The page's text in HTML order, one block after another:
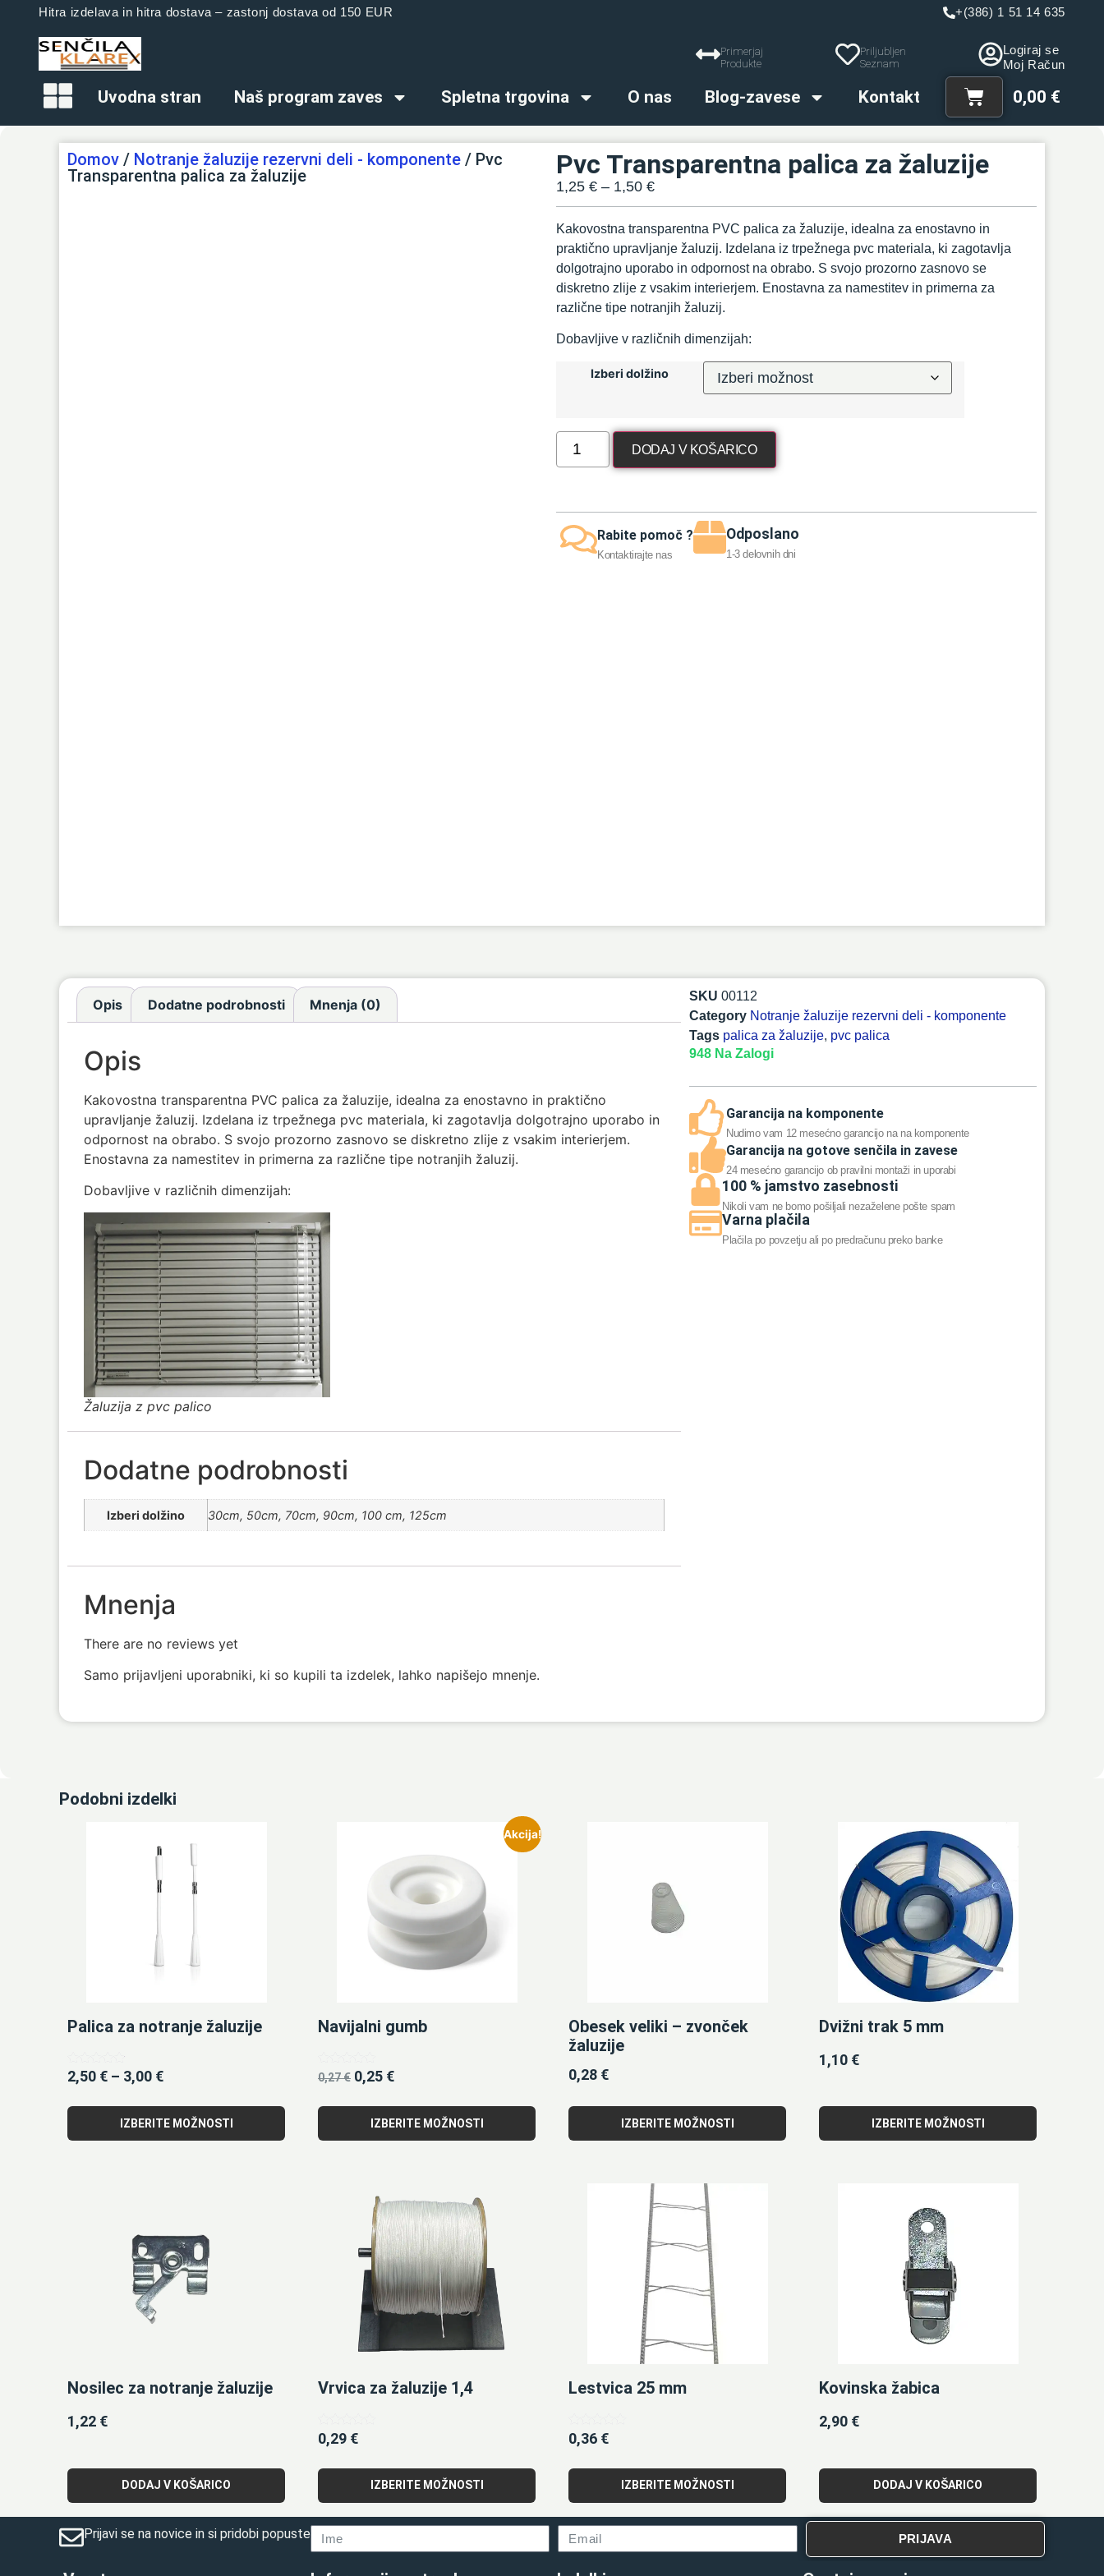
Hitra izdelava in hitra dostava – zastonj dostava od 150 EUR +(386) 1 51 14 635
Primerjaj
Produkte
Priljubljen
Seznam
Logiraj se
Moj Račun
Uvodna stran Naš program zaves Spletna trgovina O nas Blog-zavese Kontakt 0,00 €
Domov / Notranje žaluzije rezervni deli - komponente / Pvc
Transparentna palica za žaluzije
Pvc Transparentna palica za žaluzije
1,25 € – 1,50 €
Kakovostna transparentna PVC palica za žaluzije, idealna za enostavno in
praktično upravljanje žaluzij. Izdelana iz trpežnega pvc materiala, ki zagotavlja
dolgotrajno uporabo in odpornost na obrabo. S svojo prozorno zasnovo se
diskretno zlije z vsakim interierjem. Enostavna za namestitev in primerna za
različne tipe notranjih žaluzij.
Dobavljive v različnih dimenzijah:
Izberi dolžino
DODAJ V KOŠARICO
Rabite pomoč ?
Kontaktirajte nas
Odposlano
1-3 delovnih dni
Opis Dodatne podrobnosti Mnenja (0)
Opis
Kakovostna transparentna PVC palica za žaluzije, idealna za enostavno in praktično
upravljanje žaluzij. Izdelana iz trpežnega pvc materiala, ki zagotavlja dolgotrajno uporabo in
odpornost na obrabo. S svojo prozorno zasnovo se diskretno zlije z vsakim interierjem.
Enostavna za namestitev in primerna za različne tipe notranjih žaluzij.
Dobavljive v različnih dimenzijah:
Žaluzija z pvc palico
Dodatne podrobnosti
Izberi dolžino 30cm, 50cm, 70cm, 90cm, 100 cm, 125cm
Mnenja
There are no reviews yet
Samo prijavljeni uporabniki, ki so kupili ta izdelek, lahko napišejo mnenje.
SKU00112
Category Notranje žaluzije rezervni deli - komponente
Tags palica za žaluzije, pvc palica
948 Na Zalogi
Garancija na komponente
Nudimo vam 12 mesećno garancijo na na komponente
Garancija na gotove senčila in zavese
24 mesećno garancijo ob pravilni montaži in uporabi
100 % jamstvo zasebnosti
Nikoli vam ne bomo pošiljali nezaželene pošte spam
Varna plačila
Plačila po povzetju ali po predračunu preko banke
Podobni izdelki
Palica za notranje žaluzije
Ocenjeno
4.67
2,50 € – 3,00 €
IZBERITE MOŽNOSTI
Akcija!
Navijalni gumb
Ocenjeno
5.00
0,27€ 0,25 €
IZBERITE MOŽNOSTI
Obesek veliki – zvonček
žaluzije
0,28 €
IZBERITE MOŽNOSTI
Dvižni trak 5 mm
1,10 €
IZBERITE MOŽNOSTI
Nosilec za notranje žaluzije
1,22 €
DODAJ V KOŠARICO
Vrvica za žaluzije 1,4
Ocenjeno
5.00
0,29 €
IZBERITE MOŽNOSTI
Lestvica 25 mm
Ocenjeno
5.00
0,36 €
IZBERITE MOŽNOSTI
Kovinska žabica
2,90 €
DODAJ V KOŠARICO
Prijavi se na novice in si pridobi popuste PRIJAVA